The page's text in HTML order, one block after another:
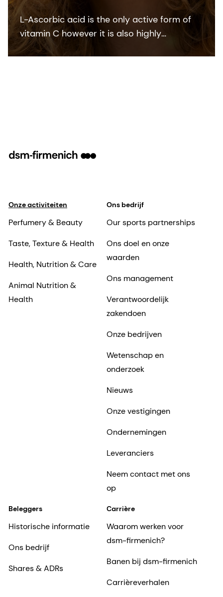
L-Ascorbic acid is the only active form of
vitamin C however it is also highly
susceptible to oxidation. To ensure better
Onze activiteiten
Perfumery & Beauty
Taste, Texture & Health
Health, Nutrition & Care
Animal Nutrition &
Health
Ons bedrijf
Our sports partnerships
Ons doel en onze
waarden
Ons management
Verantwoordelijk
zakendoen
Onze bedrijven
Wetenschap en
onderzoek
Nieuws
Onze vestigingen
Ondernemingen
Leveranciers
Neem contact met ons
op
Beleggers
Historische informatie
Ons bedrijf
Shares & ADRs
Carrière
Waarom werken voor
dsm-firmenich?
Banen bij dsm-firmenich
Carrièreverhalen